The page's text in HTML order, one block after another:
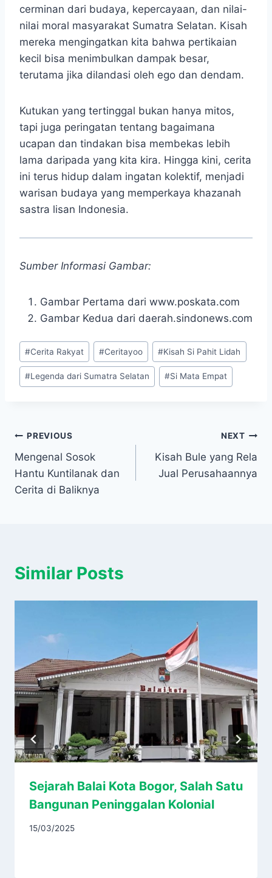
cerminan dari budaya, kepercayaan, dan nilai-
nilai moral masyarakat Sumatra Selatan. Kisah
mereka mengingatkan kita bahwa pertikaian
kecil bisa menimbulkan dampak besar,
terutama jika dilandasi oleh ego dan dendam.
Kutukan yang tertinggal bukan hanya mitos,
tapi juga peringatan tentang bagaimana
ucapan dan tindakan bisa membekas lebih
lama daripada yang kita kira. Hingga kini, cerita
ini terus hidup dalam ingatan kolektif, menjadi
warisan budaya yang memperkaya khazanah
sastra lisan Indonesia.
Sumber Informasi Gambar:
Gambar Pertama dari www.poskata.com
Gambar Kedua dari daerah.sindonews.com
Post
Tags:
#Cerita Rakyat #Ceritayoo #Kisah Si Pahit Lidah
#Legenda dari Sumatra Selatan #Si Mata Empat
Navigasi
pos
PREVIOUS
Mengenal Sosok
Hantu Kuntilanak dan
Cerita di Baliknya
NEXT
Kisah Bule yang Rela
Jual Perusahaannya
Similar Posts
Sejarah Balai Kota Bogor, Salah Satu
Bangunan Peninggalan Kolonial
15/03/2025